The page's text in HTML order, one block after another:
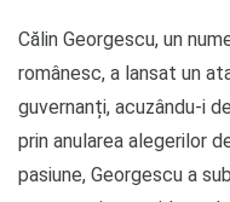
Călin Georgescu, un
românesc, a lansat un
guvernanți, acuzându-i
prin anularea alegerilor
pasiune, Georgescu a